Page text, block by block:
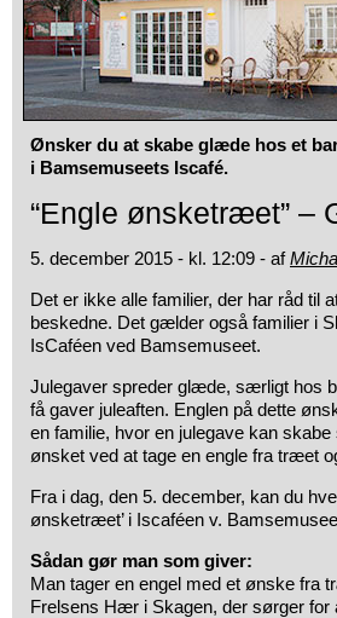
Ønsker du at skabe glæde hos et
i Bamsemuseets Iscafé.
“Engle ønsketræet” –
5. december 2015 - kl. 12:09 - af
Det er ikke alle familier, der har råd til
beskedne. Det gælder også familier i
IsCaféen ved Bamsemuseet.
Julegaver spreder glæde, særligt hos
få gaver juleaften. Englen på dette
en familie, hvor en julegave kan
ønsket ved at tage en engle fra træet
Fra i dag, den 5. december, kan du
ønsketræet’ i Iscaféen v.
Sådan gør man som giver:
Man tager en engel med et ønske fra
Frelsens Hær i Skagen, der sørger for